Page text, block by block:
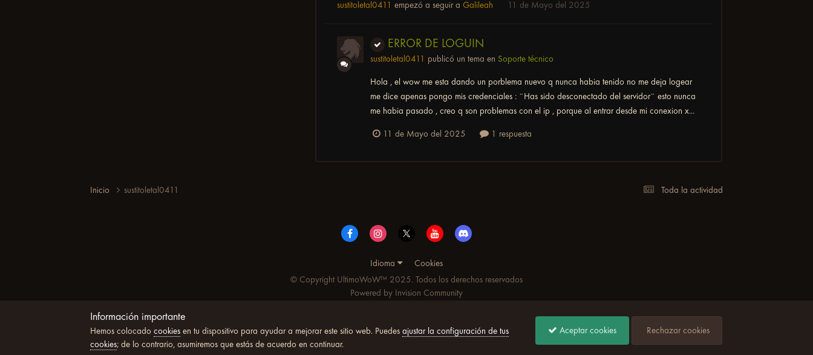
sustitoletal0411 empezó a seguir aGalileah 11 de Mayo del 2025
ERROR DE LOGUIN
sustitoletal0411 publicó un tema en Soporte técnico
Hola , el wow me esta dando un porblema nuevo q nunca habia tenido no me deja logear
me dice apenas pongo mis credenciales : ¨Has sido desconectado del servidor¨ esto nunca
me habia pasado , creo q son problemas con el ip , porque al entrar desde mi conexion x...
11 de Mayo del 2025 1 respuesta
Toda la actividad
Inicio sustitoletal0411
Idioma
Cookies
© Copyright UltimoWoW™ 2025. Todos los derechos reservados
Powered by Invision Community
Información importante
Hemos colocadocookies en tu dispositivo para ayudar a mejorar este sitio web. Puedesajustar la configuración de tus
cookies; de lo contrario, asumiremos que estás de acuerdo en continuar.
Aceptar cookies Rechazar cookies